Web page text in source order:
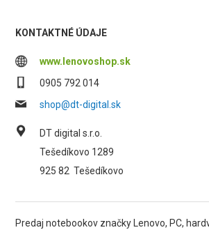
KONTAKTNÉ ÚDAJE
www.lenovoshop.sk
0905 792 014
shop@dt-digital.sk
DT digital s.r.o.
Tešedíkovo 1289
925 82 Tešedíkovo
Predaj notebookov značky Lenovo, PC,